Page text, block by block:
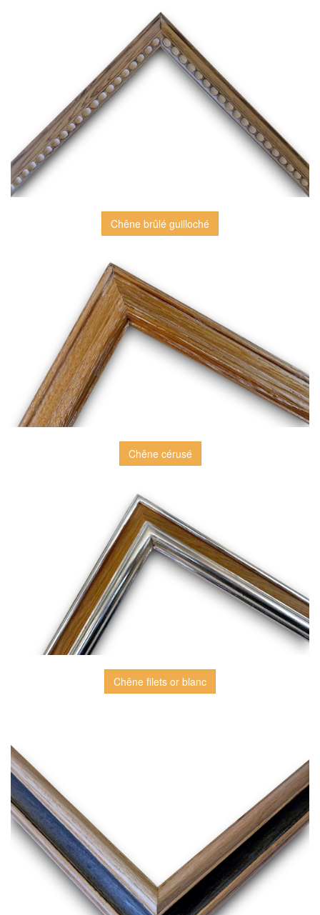
Chêne brûlé guilloché
Chêne cérusé
Chêne filets or blanc